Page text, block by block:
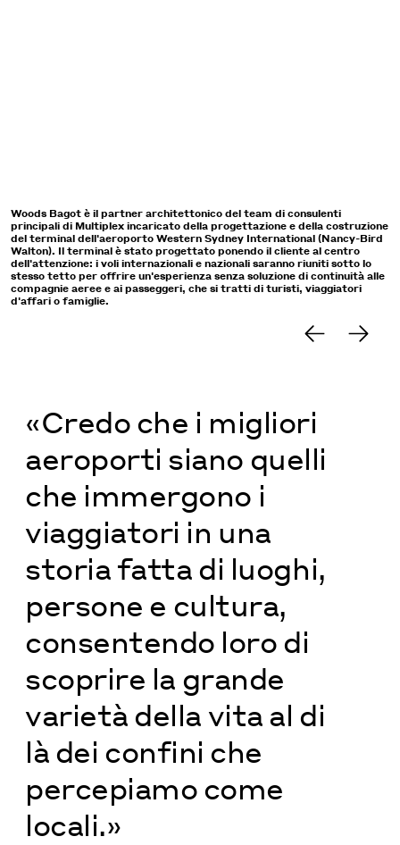
Ispirandosi al progetto presentato al concorso e al progetto di
riferimento di Zaha Hadid Architects e Cox Architecture, il progetto di
Woods Bagot racchiude il senso del luogo e le caratteristiche della
regione occidentale di Sydney, offrendo un'esperienza coinvolgente
lungo il percorso che attraversa le aree terrestri, il terminal e le zone
aeroportuali.
«Credo che i migliori
aeroporti siano quelli
che immergono i
viaggiatori in una
storia fatta di luoghi,
persone e cultura,
consentendo loro di
scoprire la grande
varietà della vita al di
là dei confini che
percepiamo come
locali.»